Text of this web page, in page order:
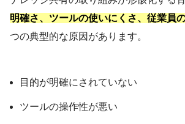
明確さ、ツールの使いにくさ、従業員
つの典型的な原因があります。
目的が明確にされていない
ツールの操作性が悪い